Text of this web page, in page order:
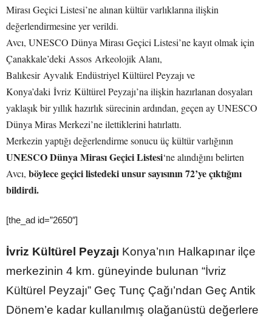
Mirası Geçici Listesi’ne alınan kültür varlıklarına ilişkin
değerlendirmesine yer verildi.
Avcı, UNESCO Dünya Mirası Geçici Listesi’ne kayıt olmak için
Çanakkale’deki Assos Arkeolojik Alanı,
Balıkesir Ayvalık Endüstriyel Kültürel Peyzajı ve
Konya’daki İvriz Kültürel Peyzajı’na ilişkin hazırlanan dosyaları
yaklaşık bir yıllık hazırlık sürecinin ardından, geçen ay UNESCO
Dünya Miras Merkezi’ne ilettiklerini hatırlattı.
Merkezin yaptığı değerlendirme sonucu üç kültür varlığının
UNESCO Dünya Mirası Geçici Listesi‘ne alındığını belirten
Avcı, böylece geçici listedeki unsur sayısının 72’ye çıktığını
bildirdi.
[the_ad id=”2650″]
İvriz Kültürel Peyzajı Konya’nın Halkapınar ilçe
merkezinin 4 km. güneyinde bulunan “İvriz
Kültürel Peyzajı” Geç Tunç Çağı’ndan Geç Antik
Dönem’e kadar kullanılmış olağanüstü değerlere